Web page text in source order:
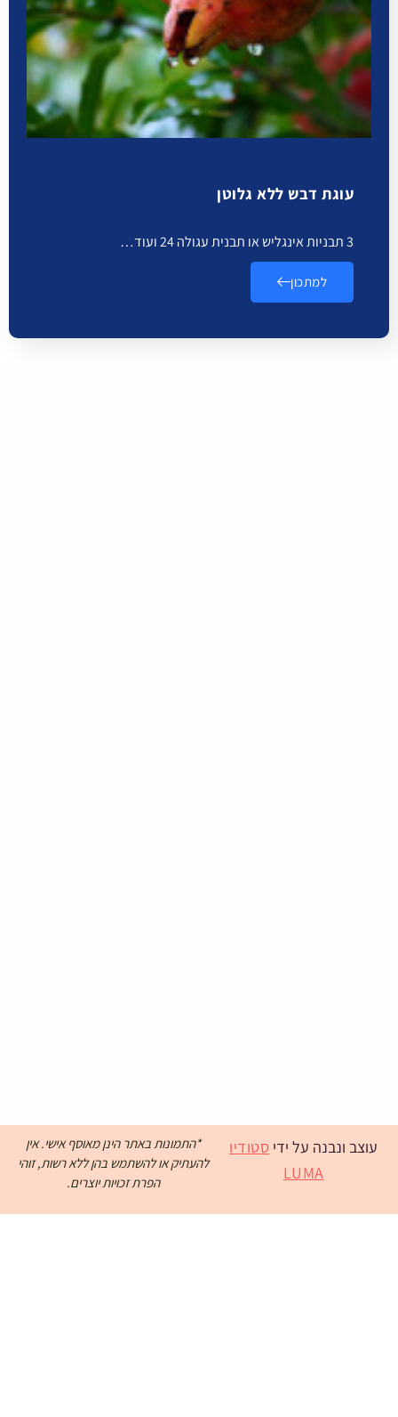
עוגת דבש ללא גלוטן
3 תבניות אינגליש או תבנית עגולה 24 ועוד…
למתכון
עוצב ונבנה על ידיסטודיו
LUMA
*התמונות באתר הינן מאוסף אישי. אין
להעתיק או להשתמש בהן ללא רשות, זוהי
הפרת זכויות יוצרים.